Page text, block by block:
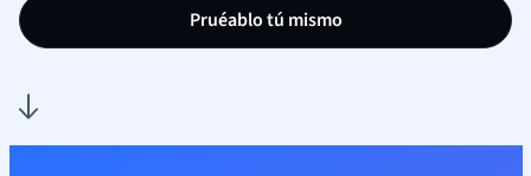
Pruéablo tú mismo